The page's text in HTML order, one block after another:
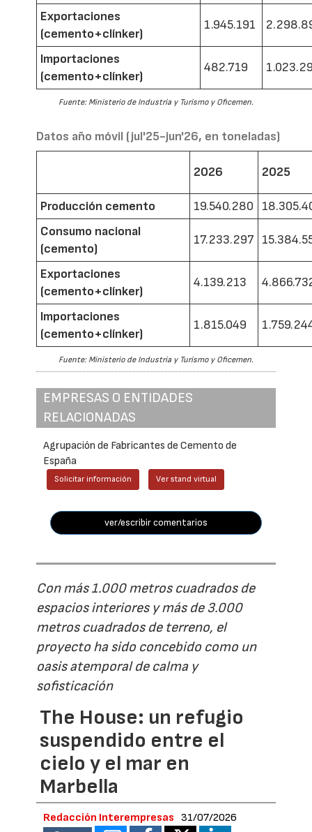
Exportaciones
(cemento+clínker)
1.945.191
Importaciones
(cemento+clínker)
482.719
Fuente: Ministerio de Industria y Turismo y Oficemen.
Datos año móvil (jul'25-jun'26, en toneladas)
2026 2025
Producción cemento 19.540.280
Consumo nacional
(cemento)
17.233.297
Exportaciones
(cemento+clínker)
4.139.213
Importaciones
(cemento+clínker)
1.815.049
Fuente: Ministerio de Industria y Turismo y Oficemen.
EMPRESAS O ENTIDADES
RELACIONADAS
Agrupación de Fabricantes de Cemento de
España
Solicitar información Ver stand virtual
ver/escribir comentarios
Con más 1.000 metros cuadrados de
espacios interiores y más de 3.000
metros cuadrados de terreno, el
proyecto ha sido concebido como un
oasis atemporal de calma y
sofisticación
The House: un refugio
suspendido entre el
cielo y el mar en
Marbella
Redacción Interempresas 31/07/2026